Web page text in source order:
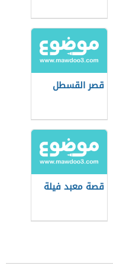
قصر القسطل
قصة معبد فيلة